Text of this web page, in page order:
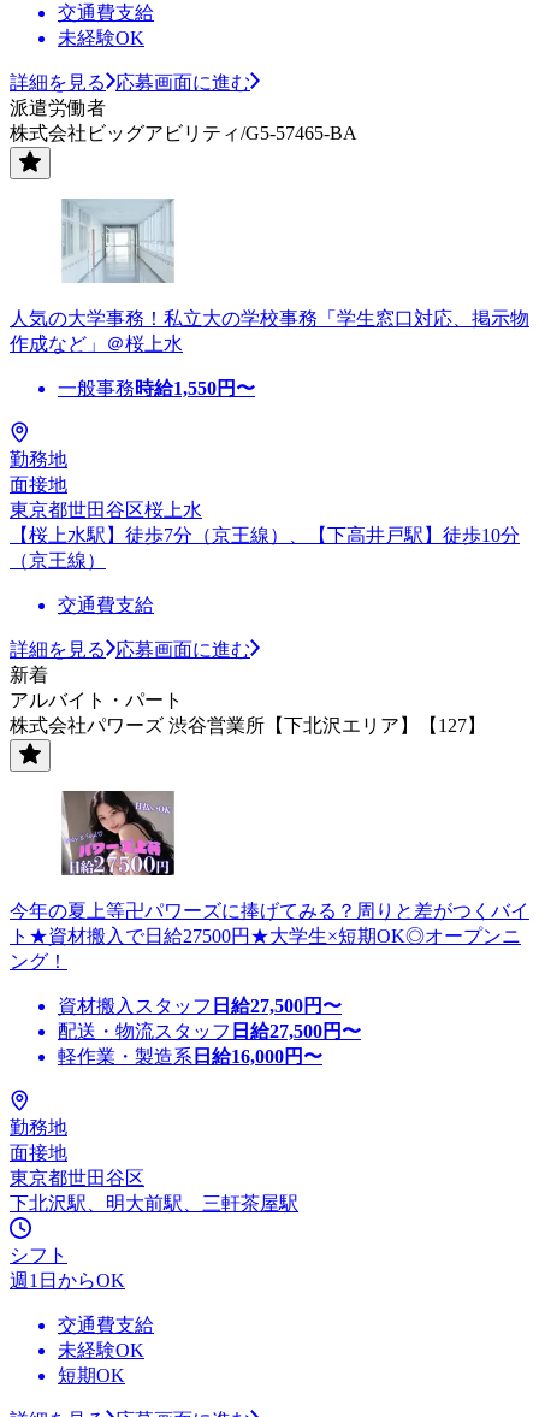
交通費支給
未経験OK
詳細を見る
応募画面に進む
派遣労働者
株式会社ビッグアビリティ/G5-57465-BA
人気の大学事務！私立大の学校事務「学生窓口対応、掲示物
作成など」＠桜上水
一般事務時給1,550円〜
勤務地
面接地
東京都世田谷区桜上水
【桜上水駅】徒歩7分（京王線）、【下高井戸駅】徒歩10分
（京王線）
交通費支給
詳細を見る
応募画面に進む
新着
アルバイト・パート
株式会社パワーズ 渋谷営業所【下北沢エリア】【127】
今年の夏上等卍パワーズに捧げてみる？周りと差がつくバイ
ト★資材搬入で日給27500円★大学生×短期OK◎オープンニ
ング！
資材搬入スタッフ 日給27,500円〜
配送・物流スタッフ 日給27,500円〜
軽作業・製造系 日給16,000円〜
勤務地
面接地
東京都世田谷区
下北沢駅、明大前駅、三軒茶屋駅
シフト
週1日からOK
交通費支給
未経験OK
短期OK